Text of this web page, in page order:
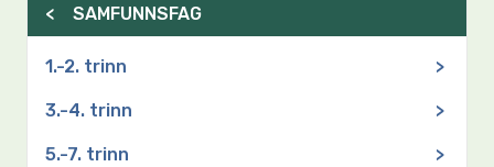
< SAMFUNNSFAG
1.-2. trinn >
3.-4. trinn >
5.-7. trinn >